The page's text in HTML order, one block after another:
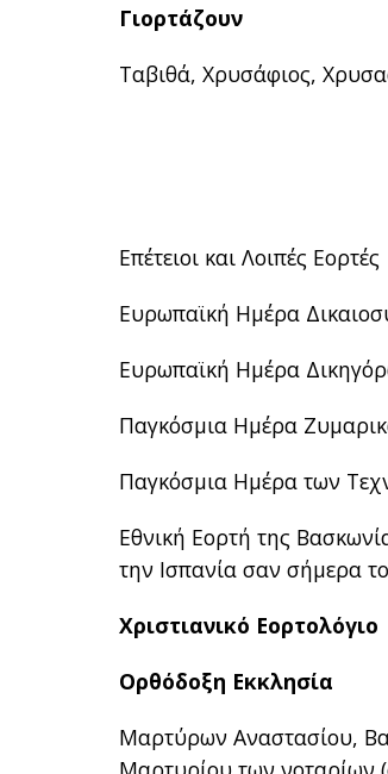
Γιορτάζουν
Ταβιθά, Χρυσάφιος,
Επέτειοι και Λοιπές Εορτές
Ευρωπαϊκή Ημέρα
Ευρωπαϊκή Ημέρα
Παγκόσμια Ημέρα
Παγκόσμια Ημέρα των
Εθνική Εορτή της
την Ισπανία σαν σήμερα
Χριστιανικό Εορτολόγιο
Ορθόδοξη Εκκλησία
Μαρτύρων Αναστασίου,